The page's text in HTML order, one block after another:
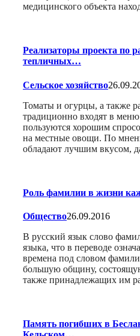
медицинского объекта
Реализаторы проекта
тепличных…
Сельское хозяйство
Томаты и огурцы, а также
традиционно входят в
пользуются хорошим
на местные овощи. По
обладают лучшим вкусом,
Роль фамилии в жизни
Общество26.09.2016
В русский язык слово
языка, что в переводе
времена под словом
большую общину,
также принадлежащих им
Память погибших в